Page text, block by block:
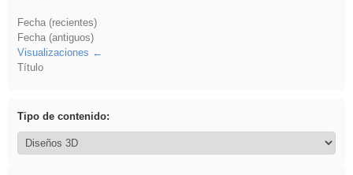
Fecha (recientes)
Fecha (antiguos)
Visualizaciones
Título
Tipo de contenido: